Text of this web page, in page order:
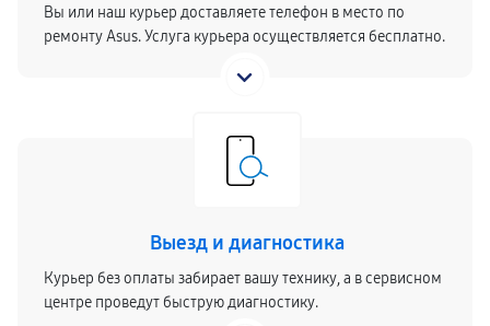
Вы или наш курьер доставляете телефон в место по
ремонту Asus. Услуга курьера осуществляется бесплатно.
Выезд и диагностика
Курьер без оплаты забирает вашу технику, а в сервисном
центре проведут быструю диагностику.